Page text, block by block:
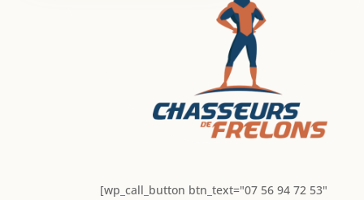
[wp_call_button btn_text="07 56 94 72 53"